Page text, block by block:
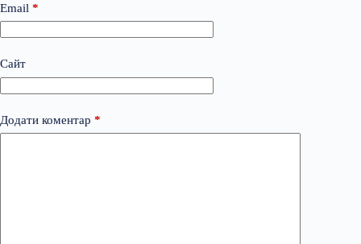
Email *
Сайт
Додати коментар *